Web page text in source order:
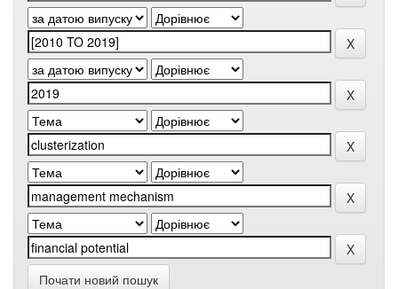
Почати новий пошук